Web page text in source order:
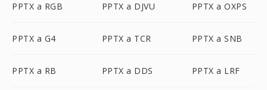
PPTX a RGB PPTX a DJVU PPTX a OXPS
PPTX a G4 PPTX a TCR PPTX a SNB
PPTX a RB PPTX a DDS PPTX a LRF